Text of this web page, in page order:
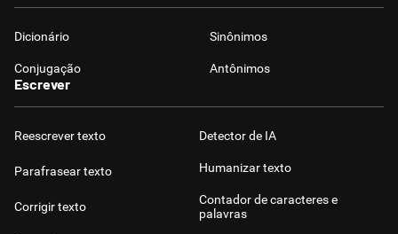
Dicionário Sinônimos
Conjugação Antônimos
Escrever
Reescrever texto
Parafrasear texto
Corrigir texto
Detector de IA
Humanizar texto
Contador de caracteres e
palavras